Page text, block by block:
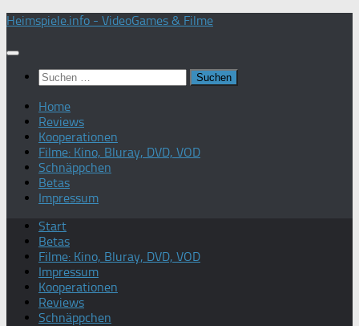
Zum
springen
Heimspiele.info - VideoGames & Filme
Suchen
nach:
Home
Reviews
Kooperationen
Filme: Kino, Bluray, DVD, VOD
Schnäppchen
Betas
Impressum
Start
Betas
Filme: Kino, Bluray, DVD, VOD
Impressum
Kooperationen
Reviews
Schnäppchen